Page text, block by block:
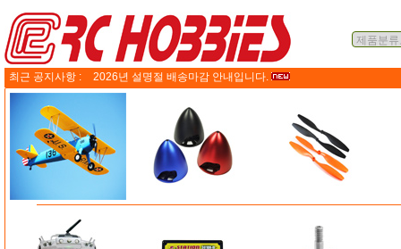
최근 공지사항 : 2026년 설명절 배송마감 안내입니다.